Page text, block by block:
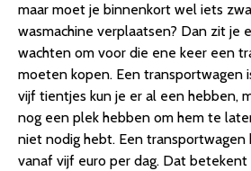
maar moet je binnenkort wel iets
wasmachine verplaatsen? Dan zit je
wachten om voor die ene keer een
moeten kopen. Een transportwagen
vijf tientjes kun je er al een hebben,
nog een plek hebben om hem te
niet nodig hebt. Een transportwagen
vanaf vijf euro per dag. Dat betekent